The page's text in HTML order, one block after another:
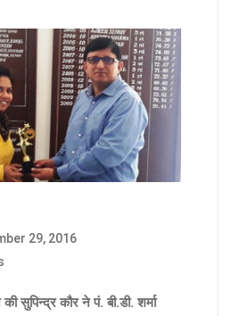
29, 2016
सुपिन्द्र कौर ने पं. बी.डी. शर्मा